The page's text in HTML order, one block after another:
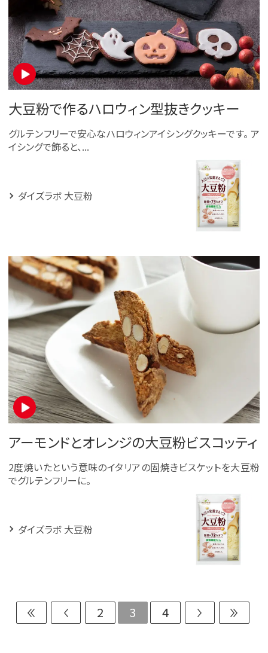
大豆粉で作るハロウィン型抜きクッキー
グルテンフリーで安心なハロウィンアイシングクッキーです。 ア
イシングで飾ると、...
ダイズラボ 大豆粉
アーモンドとオレンジの大豆粉ビスコッティ
2度焼いたという意味のイタリアの固焼きビスケットを大豆粉
でグルテンフリーに。
ダイズラボ 大豆粉
2 3 4